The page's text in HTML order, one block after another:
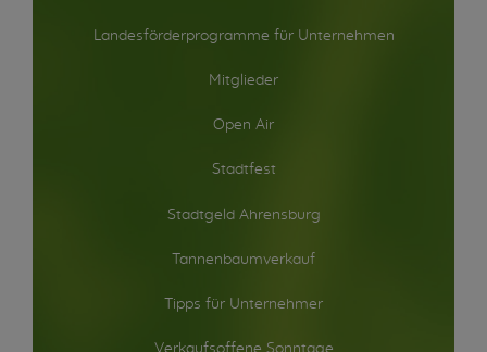
Landesförderprogramme für Unternehmen
Mitglieder
Open Air
Stadtfest
Stadtgeld Ahrensburg
Tannenbaumverkauf
Tipps für Unternehmer
Verkaufsoffene Sonntage